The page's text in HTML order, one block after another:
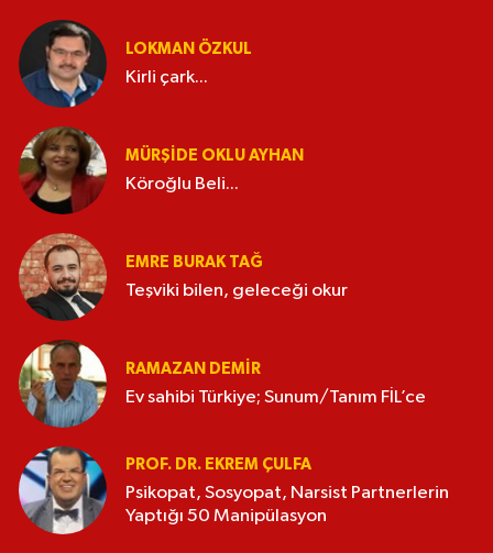
LOKMAN ÖZKUL
Kirli çark...
MÜRŞIDE OKLU AYHAN
Köroğlu Beli...
EMRE BURAK TAĞ
Teşviki bilen, geleceği okur
RAMAZAN DEMİR
Ev sahibi Türkiye; Sunum/Tanım FİL’ce
PROF. DR. EKREM ÇULFA
Psikopat, Sosyopat, Narsist Partnerlerin
Yaptığı 50 Manipülasyon